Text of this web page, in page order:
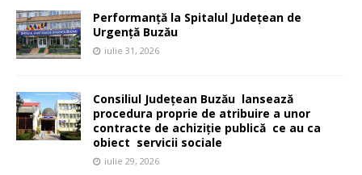
Performanță la Spitalul Județean de
Urgență Buzău
iulie 31, 2026
Consiliul Județean Buzău lansează
procedura proprie de atribuire a unor
contracte de achiziție publică ce au ca
obiect servicii sociale
iulie 29, 2026